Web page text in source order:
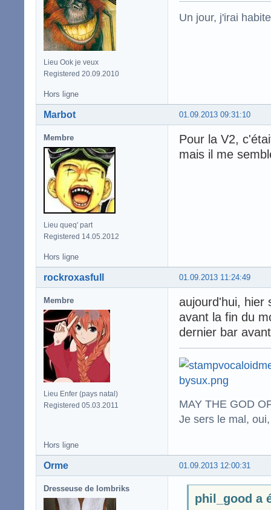
Lieu Ook je veux
Registered 20.09.2010
Un jour, j'irai
Hors ligne
01.09.2013 09:31:10
Marbot
Membre
Lieu queq' part
Registered 14.05.2012
Pour la V2,
mais il me
Hors ligne
01.09.2013 11:24:49
rockroxasfull
Membre
Lieu Enfer (pays natal)
Registered 05.03.2011
aujourd'hui, hier
avant la fin du
dernier bar
MAY THE GOD
Je sers le mal,
Hors ligne
01.09.2013 12:00:31
Orme
Dresseuse de lombriks
phil_good a